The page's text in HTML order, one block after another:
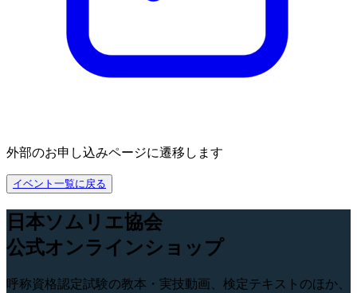
外部のお申し込みページに遷移します
イベント一覧に戻る
日本ソムリエ協会
公式オンラインショップ
呼称資格認定試験の教本・実技動画、検定テキストのほか、